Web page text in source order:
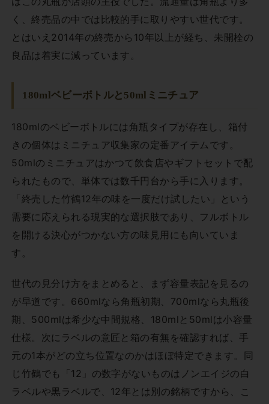
く、終売品の中では比較的手に取りやすい世代です。
とはいえ2014年の終売から10年以上が経ち、未開栓の
良品は着実に減っています。
180mlベビーボトルと50mlミニチュア
180mlのベビーボトルには角瓶タイプが存在し、箱付
きの個体はミニチュア収集家の定番アイテムです。
50mlのミニチュアはかつて飲食店やギフトセットで配
られたもので、単体では数千円台から手に入ります。
「終売した竹鶴12年の味を一度だけ試したい」という
需要に応えられる現実的な選択肢であり、フルボトル
を開ける決心がつかない方の味見用にも向いていま
す。
世代の見分け方をまとめると、まず容量表記を見るの
が早道です。660mlなら角瓶初期、700mlなら丸瓶後
期、500mlは希少な中間規格、180mlと50mlは小容量
仕様。次にラベルの意匠と箱の有無を確認すれば、手
元の1本がどの立ち位置なのかはほぼ特定できます。同
じ竹鶴でも「12」の数字がないものはノンエイジの白
ラベルや黒ラベルで、12年とは別の銘柄ですから、こ